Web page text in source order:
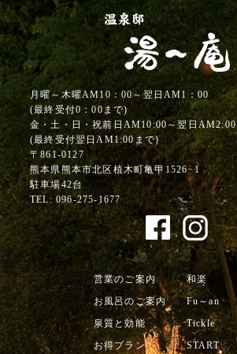
月曜～木曜AM10：00～翌日AM1：00
(最終受付0：00まで)
金・土・日・祝前日AM10:00～翌日AM2:00
(最終受付翌日AM1:00まで)
〒861-0127
熊本県熊本市北区植木町亀甲1526−1
駐車場42台
TEL: 096-275-1677
営業のご案内
お風呂のご案内
泉質と効能
お得プラン
和楽
Fu～an
Tickle
START